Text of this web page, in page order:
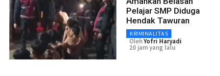
Pelajar SMP Diduga
Hendak Tawuran
KRIMINALITAS
OlehYofri Haryadi
20 jam yang lalu